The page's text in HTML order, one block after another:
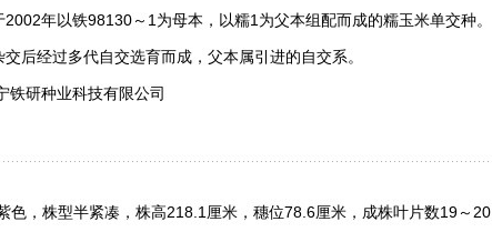
年以铁98130～1为母本，以糯1为父本组配而成的糯玉米单交种。
后经过多代自交选育而成，父本属引进的自交系。
铁研种业科技有限公司
色，株型半紧凑，株高218.1厘米，穗位78.6厘米，成株叶片数19～20